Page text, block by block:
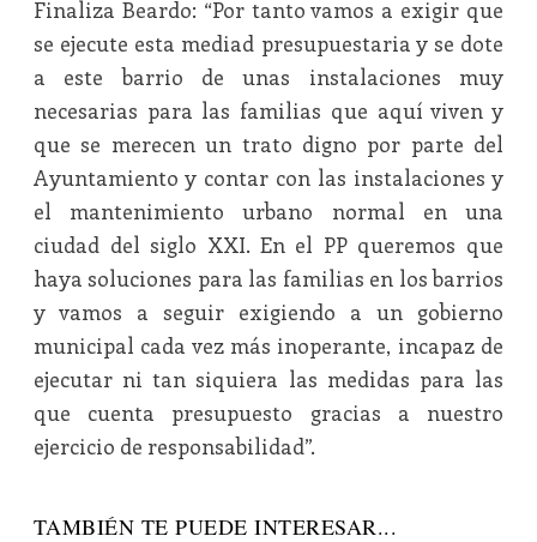
Finaliza Beardo: “Por tanto vamos a exigir que
se ejecute esta mediad presupuestaria y se dote
a este barrio de unas instalaciones muy
necesarias para las familias que aquí viven y
que se merecen un trato digno por parte del
Ayuntamiento y contar con las instalaciones y
el mantenimiento urbano normal en una
ciudad del siglo XXI. En el PP queremos que
haya soluciones para las familias en los barrios
y vamos a seguir exigiendo a un gobierno
municipal cada vez más inoperante, incapaz de
ejecutar ni tan siquiera las medidas para las
que cuenta presupuesto gracias a nuestro
ejercicio de responsabilidad”.
TAMBIÉN TE PUEDE INTERESAR...